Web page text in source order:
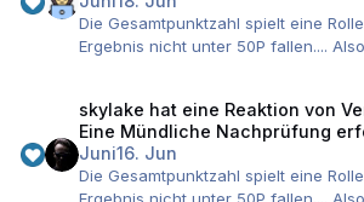
Security im Produktivbetrieb,
Prüfung.
keine Fehler mehr macht, man auch
mehr bräuchte. Aber alleine die
die Azubis nach 3 Jahren vor einem
und Code dort niederschreiben
den richtigen Output liefert.
In meinen Klassen sehe ich es auch
von Anfang an LLM Anfragen für
tödlich.
Vibe Coding schön und gut (ich liebe
auch) aber ich nutze es nur dort, wo
Die Gesamtpunktzahl spielt eine
Ergebnis nicht unter 50P fallen....
skylake hat eine Reaktion von
Eine Mündliche Nachprüfung
Juni16. Jun
Die Gesamtpunktzahl spielt eine